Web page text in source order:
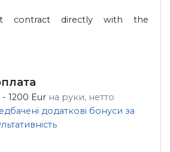
contract directly with the
- 1200 Eur на руки, нетто
додаткові бонуси за